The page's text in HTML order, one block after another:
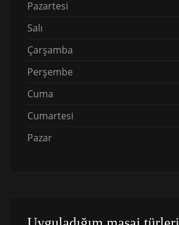
Pazartesi
Salı
Çarşamba
Perşembe
Cuma
Cumartesi
Pazar